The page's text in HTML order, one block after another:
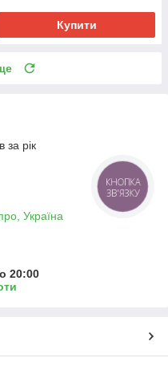
Купити
за рік
Україна
20:00
КНОПКА
ЗВ'ЯЗКУ